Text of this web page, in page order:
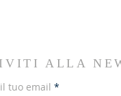
ALLA
tuo email